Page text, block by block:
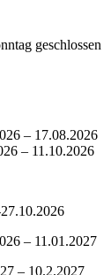
geschlossen
– 17.08.2026
– 11.10.2026
– 11.01.2027
– 10.2.2027